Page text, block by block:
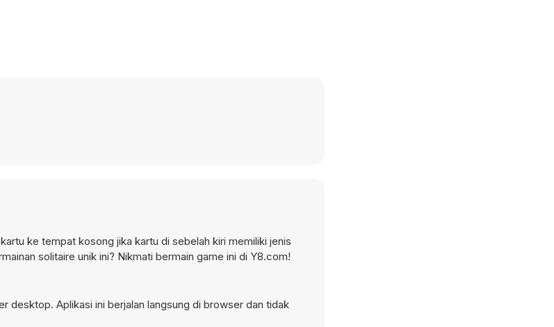
ke tempat kosong jika kartu di sebelah kiri memiliki jenis
solitaire unik ini? Nikmati bermain game ini di Y8.com!
desktop. Aplikasi ini berjalan langsung di browser dan tidak